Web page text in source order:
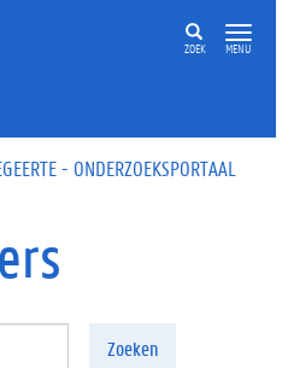
ZOEK MENU
- ONDERZOEKSPORTAAL
Zoeken